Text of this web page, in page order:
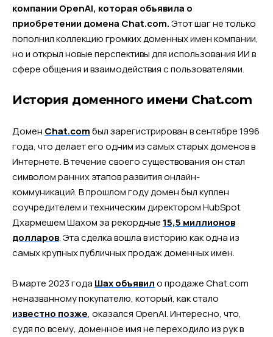
компании OpenAI, которая объявила о
приобретении домена Chat.com.Этот шаг не только
пополнил коллекцию громких доменных имен компании,
но и открыл новые перспективы для использования ИИ в
сфере общения и взаимодействия с пользователями.
История доменного имени Chat.com
Домен Chat.comбыл зарегистрирован в сентябре 1996
года, что делает его одним из самых старых доменов в
Интернете. В течение своего существования он стал
символом ранних этапов развития онлайн-
коммуникаций. В прошлом году домен был куплен
соучредителем и техническим директором HubSpot
Дхармешем Шахом за рекордные 15,5 миллионов
долларов. Эта сделка вошла в историю как одна из
самых крупных публичных продаж доменных имен.
В марте 2023 года Шах объявило продаже Chat.com
неназванному покупателю, который, как стало
известно позже, оказался OpenAI. Интересно, что,
судя по всему, доменное имя не переходило из рук в